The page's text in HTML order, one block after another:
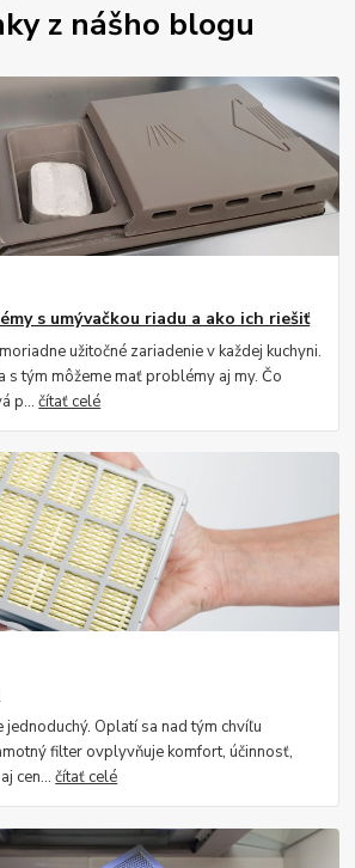
z nášho blogu
s umývačkou riadu a ako ich riešiť
užitočné zariadenie v každej kuchyni.
s tým môžeme mať problémy aj my. Čo
p...čítať celé
jednoduchý. Oplatí sa nad tým chvíľu
filter ovplyvňuje komfort, účinnosť,
cen...čítať celé